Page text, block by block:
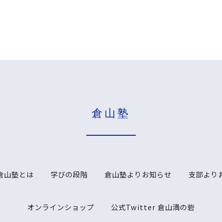
倉山塾
山塾とは 学びの段階 倉山塾よりお知らせ 支部より
オンラインショップ 公式Twitter 倉山満の砦